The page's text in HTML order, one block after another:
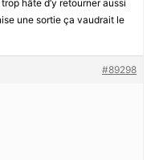
hâte d’y retourner aussi
une sortie ça vaudrait le
#89298